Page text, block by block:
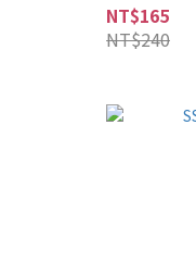
NT$165
NT$240